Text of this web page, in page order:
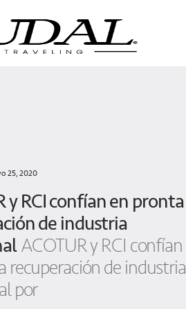
25, 2020
y RCI confían en pronta
de industria
ACOTUR y RCI confían
recuperación de industria
por